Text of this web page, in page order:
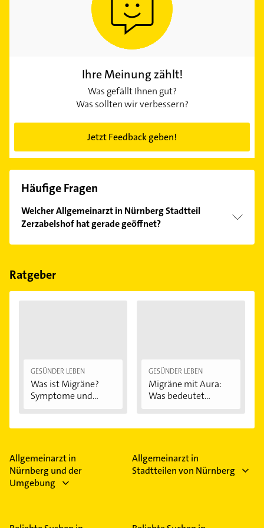
Ihre Meinung zählt!
Was gefällt Ihnen gut?
Was sollten wir verbessern?
Jetzt Feedback geben!
Häufige Fragen
Welcher Allgemeinarzt in Nürnberg Stadtteil
Zerzabelshof hat gerade geöffnet?
Im Anbieter-Bereich finden Sie alleÖffnungszeiten.
Feiertagen abweichen können.
Ratgeber
GESÜNDER LEBEN
Was ist Migräne?
Symptome und...
GESÜNDER LEBEN
Migräne mit Aura:
Was bedeutet...
Allgemeinarzt in
Nürnberg und der
Umgebung
Allgemeinarzt in
Stadtteilen von Nürnberg